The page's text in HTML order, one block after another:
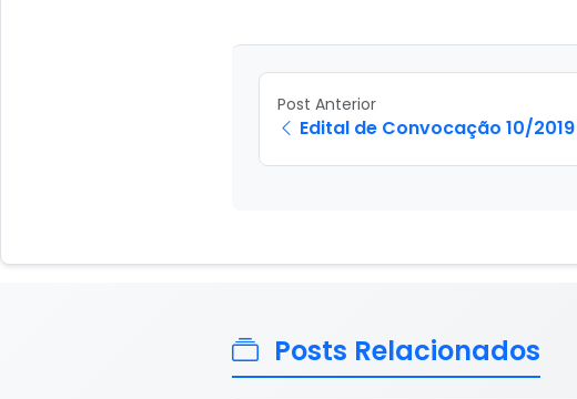
Post Anterior
Edital de Convocação 10/2019
Posts Relacionados